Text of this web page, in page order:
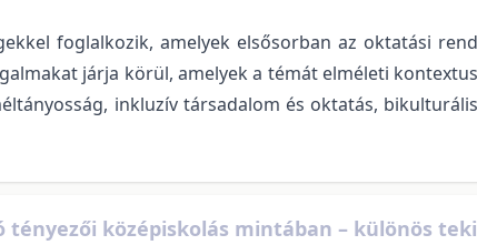
foglalkozik, amelyek elsősorban az oktatási
járja körül, amelyek a témát elméleti
inkluzív társadalom és oktatás,
középiskolás mintában – különös